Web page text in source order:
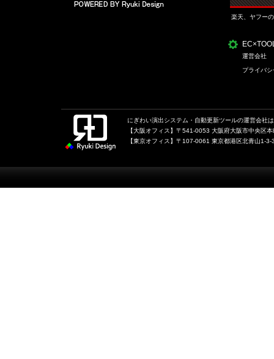
楽天、ヤフー
運営会社
プライバ
にぎわい演出システム・自動更新ツールの運営会
【大阪オフィス】〒541-0053 大阪府大阪市中央区
【東京オフィス】〒107-0061 東京都港区北青山1-